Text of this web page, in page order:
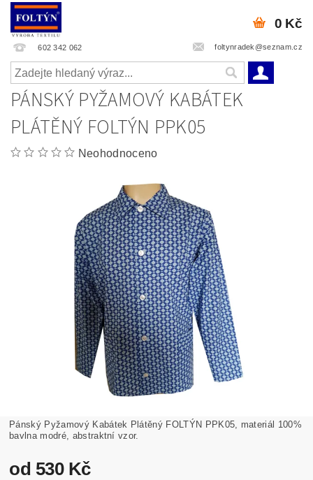
602 342 062 foltynradek@seznam.cz
0 Kč
PÁNSKÝ PYŽAMOVÝ KABÁTEK
PLÁTĚNÝ FOLTÝN PPK05
Neohodnoceno
Pánský Pyžamový Kabátek Plátěný FOLTÝN PPK05, materiál 100%
bavlna modré, abstraktní vzor.
od 530 Kč